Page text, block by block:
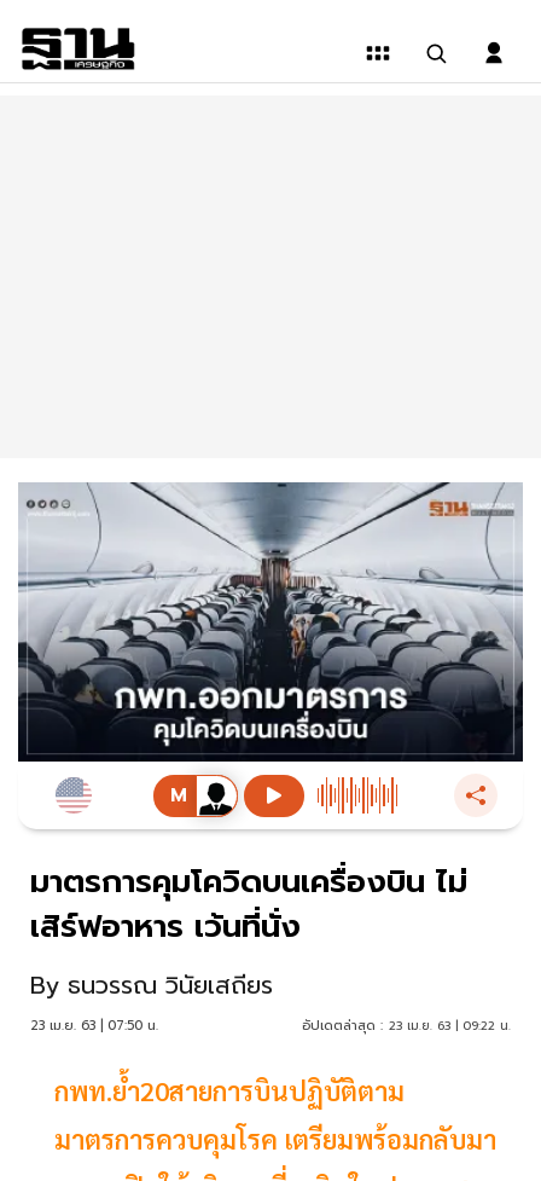
มาตรการคุมโควิดบนเครื่องบิน ไม่
เสิร์ฟอาหาร เว้นที่นั่ง
By ธนวรรณ วินัยเสถียร
23 เม.ย. 63 | 07:50 น. อัปเดตล่าสุด : 23 เม.ย. 63 | 09:22 น.
กพท.ย้ำ20สายการบินปฏิบัติตาม
มาตรการควบคุมโรค เตรียมพร้อมกลับมา